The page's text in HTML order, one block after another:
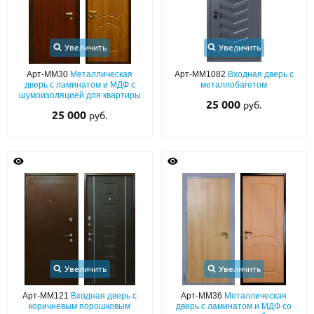
Увеличить
Арт-ММ30 Металлическая
дверь с ламинатом и МДФ с
шумоизоляцией для квартиры
25 000 руб.
Увеличить
Арт-ММ1082 Входная дверь с
металлобагетом
25 000 руб.
Увеличить
Арт-ММ121 Входная дверь с
коричневым порошковым
Увеличить
Арт-ММ36 Металлическая
дверь с ламинатом и МДФ со